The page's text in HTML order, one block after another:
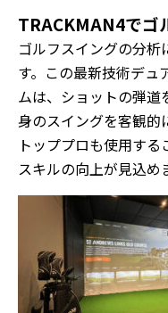
TRACKMAN4でゴ
ゴルフスイングの分析
す。この最新技術デュ
ムは、ショットの弾道
身のスイングを客観的
トッププロも使用す
スキルの向上が見込め